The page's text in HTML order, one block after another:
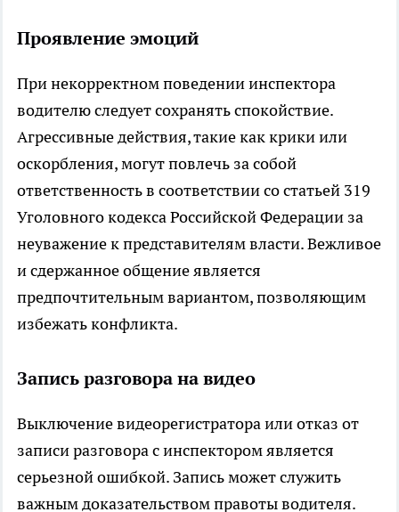
Проявление эмоций
При некорректном поведении инспектора
водителю следует сохранять спокойствие.
Агрессивные действия, такие как крики или
оскорбления, могут повлечь за собой
ответственность в соответствии со статьей 319
Уголовного кодекса Российской Федерации за
неуважение к представителям власти. Вежливое
и сдержанное общение является
предпочтительным вариантом, позволяющим
избежать конфликта.
Запись разговора на видео
Выключение видеорегистратора или отказ от
записи разговора с инспектором является
серьезной ошибкой. Запись может служить
важным доказательством правоты водителя.